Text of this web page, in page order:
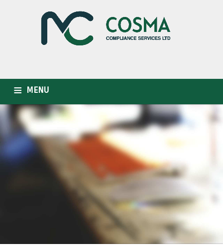
MENU
WHO WE ARE OUR SERVICES INDUSTRIES
CAREER NEWSLETTER CONTACT US